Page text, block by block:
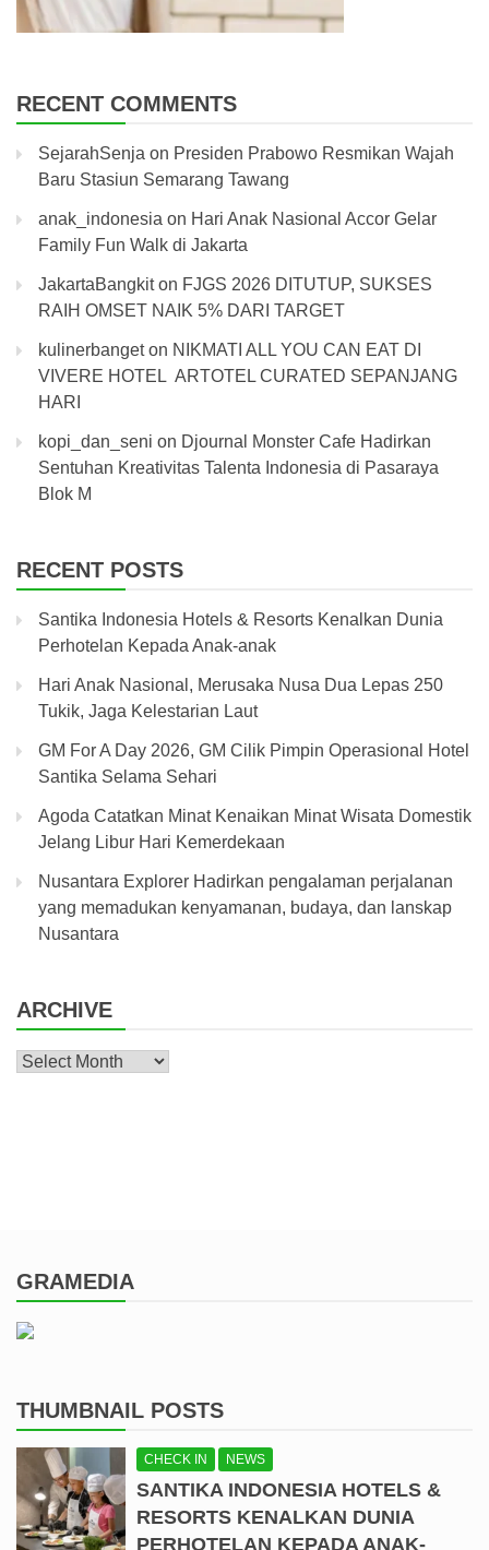
RECENT COMMENTS
SejarahSenja on Presiden Prabowo Resmikan Wajah
Baru Stasiun Semarang Tawang
anak_indonesia on Hari Anak Nasional Accor Gelar
Family Fun Walk di Jakarta
JakartaBangkiton FJGS 2026 DITUTUP, SUKSES
RAIH OMSET NAIK 5% DARI TARGET
kulinerbangeton NIKMATI ALL YOU CAN EAT DI
VIVERE HOTEL ARTOTEL CURATED SEPANJANG
HARI
kopi_dan_seni on Djournal Monster Cafe Hadirkan
Sentuhan Kreativitas Talenta Indonesia di Pasaraya
Blok M
RECENT POSTS
Santika Indonesia Hotels & Resorts Kenalkan Dunia
Perhotelan Kepada Anak-anak
Hari Anak Nasional, Merusaka Nusa Dua Lepas 250
Tukik, Jaga Kelestarian Laut
GM For A Day 2026, GM Cilik Pimpin Operasional Hotel
Santika Selama Sehari
Agoda Catatkan Minat Kenaikan Minat Wisata Domestik
Jelang Libur Hari Kemerdekaan
Nusantara Explorer Hadirkan pengalaman perjalanan
yang memadukan kenyamanan, budaya, dan lanskap
Nusantara
ARCHIVE
Archive
GRAMEDIA
THUMBNAIL POSTS
CHECK IN NEWS
SANTIKA INDONESIA HOTELS &
RESORTS KENALKAN DUNIA
PERHOTELAN KEPADA ANAK-